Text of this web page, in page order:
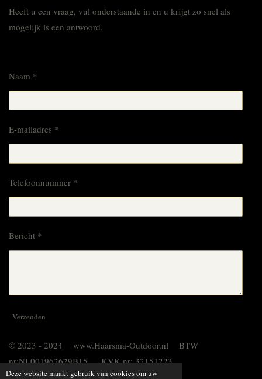
Deze website maakt gebruik van cookies om uw
Heeft u een vraag, vul onderstaande in en u krijgt zo snel als
mogelijk is een antwoord.
Naam *
E-mailadres *
Telefoonnummer *
Bericht *
Verzenden
© 2023 - 2024 www.Haarsma-Outdoor.nl BTW
nr:NL001962629B15 KVK nr: 32151223